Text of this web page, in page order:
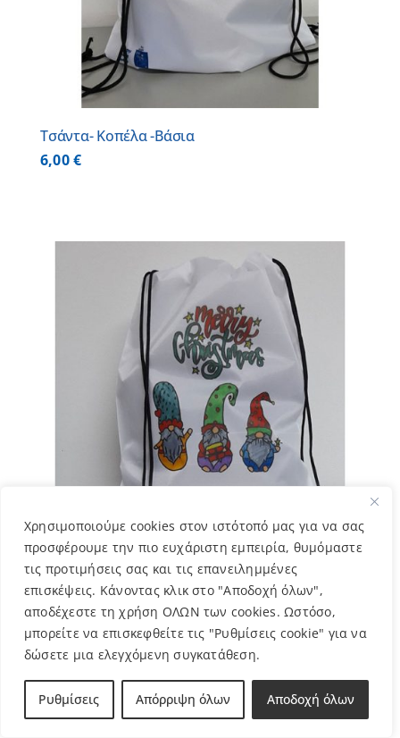
Χρησιμοποιούμε cookies στον ιστότοπό μας για να σας
προσφέρουμε την πιο ευχάριστη εμπειρία, θυμόμαστε
τις προτιμήσεις σας και τις επανειλημμένες
επισκέψεις. Κάνοντας κλικ στο "Αποδοχή όλων",
αποδέχεστε τη χρήση ΟΛΩΝ των cookies. Ωστόσο,
μπορείτε να επισκεφθείτε τις "Ρυθμίσεις cookie" για να
δώσετε μια ελεγχόμενη συγκατάθεση.
Ρυθμίσεις Απόρριψη όλων Αποδοχή όλων
Τσάντα- Κοπέλα -Βάσια
6,00€
Τσάντα – Άγιο Βασιλάκια – Διονύση
6,00€